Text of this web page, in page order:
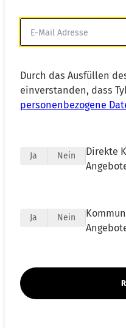
Durch das Ausfüllen
einverstanden, dass
personenbezogene
Ja Nein
Direkte
Ja Nein